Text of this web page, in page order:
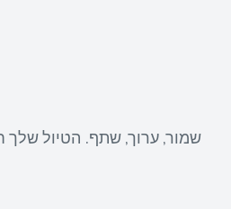
שמור, ערוך, שתף. הטיול שלך